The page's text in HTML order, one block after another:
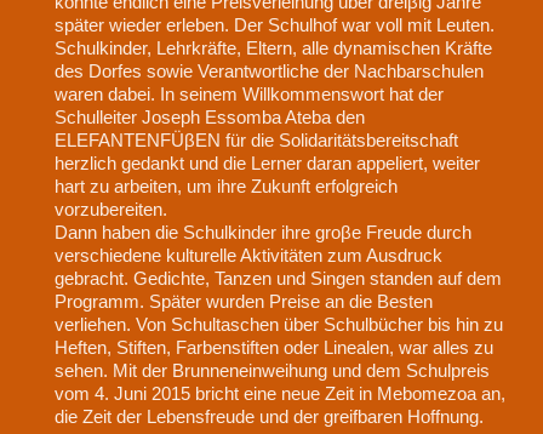
später wieder erleben. Der Schulhof war voll mit Leuten.
Schulkinder, Lehrkräfte, Eltern, alle dynamischen Kräfte
des Dorfes sowie Verantwortliche der Nachbarschulen
waren dabei. In seinem Willkommenswort hat der
Schulleiter Joseph Essomba Ateba den
ELEFANTENFÜβEN für die Solidaritätsbereitschaft
herzlich gedankt und die Lerner daran appeliert, weiter
hart zu arbeiten, um ihre Zukunft erfolgreich
vorzubereiten.
Dann haben die Schulkinder ihre groβe Freude durch
verschiedene kulturelle Aktivitäten zum Ausdruck
gebracht. Gedichte, Tanzen und Singen standen auf dem
Programm. Später wurden Preise an die Besten
verliehen. Von Schultaschen über Schulbücher bis hin zu
Heften, Stiften, Farbenstiften oder Linealen, war alles zu
sehen. Mit der Brunneneinweihung und dem Schulpreis
vom 4. Juni 2015 bricht eine neue Zeit in Mebomezoa an,
die Zeit der Lebensfreude und der greifbaren Hoffnung.